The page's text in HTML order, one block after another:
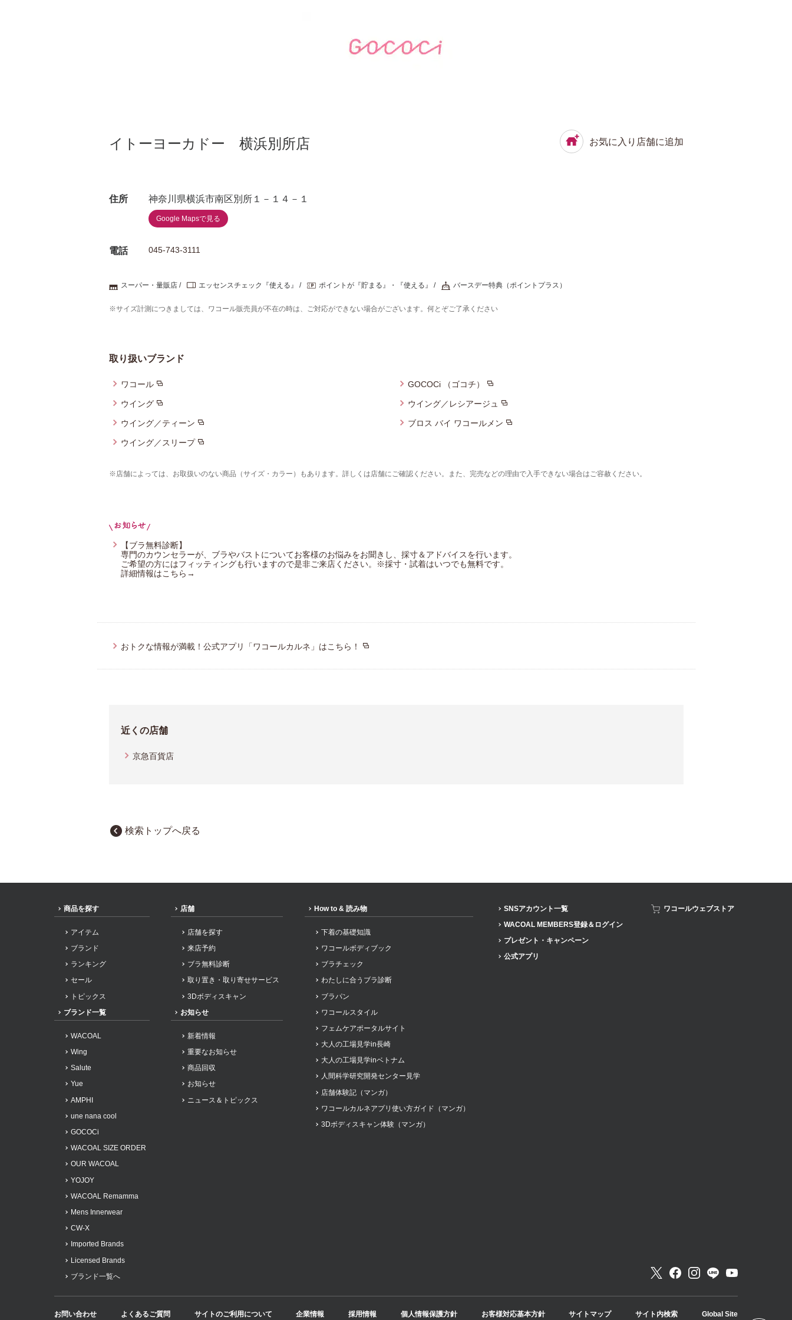
イトーヨーカドー 横浜別所店 お気に入り店舗に追加
住所 神奈川県横浜市南区別所１－１４－１
Google Mapsで見る
電話 045-743-3111
スーパー・量販店 エッセンスチェック『使える』 ポイントが『貯まる』・『使える』 バースデー特典（ポイントプラス）
※サイズ計測につきましては、ワコール販売員が不在の時は、ご対応ができない場合がございます。何とぞご了承ください
取り扱いブランド
ワコール GOCOCi （ゴコチ）
ウイング ウイング／レシアージュ
ウイング／ティーン ブロス バイ ワコールメン
ウイング／スリープ
※店舗によっては、お取扱いのない商品（サイズ・カラー）もあります。詳しくは店舗にご確認ください。また、完売などの理由で入手できない場合はご容赦ください。
【ブラ無料診断】
専門のカウンセラーが、ブラやバストについてお客様のお悩みをお聞きし、採寸＆アドバイスを行います。
ご希望の方にはフィッティングも行いますので是非ご来店ください。※採寸・試着はいつでも無料です。
詳細情報はこちら→
おトクな情報が満載！公式アプリ「ワコールカルネ」はこちら！
近くの店舗
京急百貨店
検索トップへ戻る
商品を探す
アイテム
ブランド
ランキング
セール
トピックス
ブランド一覧
WACOAL
Wing
Salute
Yue
AMPHI
une nana cool
GOCOCi
WACOAL SIZE ORDER
OUR WACOAL
YOJOY
WACOAL Remamma
Mens Innerwear
CW-X
Imported Brands
Licensed Brands
ブランド一覧へ
店舗
店舗を探す
来店予約
ブラ無料診断
取り置き・取り寄せサービス
3Dボディスキャン
お知らせ
新着情報
重要なお知らせ
商品回収
お知らせ
ニュース＆トピックス
How to & 読み物
下着の基礎知識
ワコールボディブック
ブラチェック
わたしに合うブラ診断
ブラパン
ワコールスタイル
フェムケアポータルサイト
大人の工場見学in長崎
大人の工場見学inベトナム
人間科学研究開発センター見学
店舗体験記（マンガ）
ワコールカルネアプリ使い方ガイド（マンガ）
3Dボディスキャン体験（マンガ）
SNSアカウント一覧
WACOAL MEMBERS登録＆ログイン
プレゼント・キャンペーン
公式アプリ
ワコールウェブストア
お問い合わせ よくあるご質問 サイトのご利用について 企業情報 採用情報 個人情報保護方針 お客様対応基本方針 サイトマップ サイト内検索 Global Site